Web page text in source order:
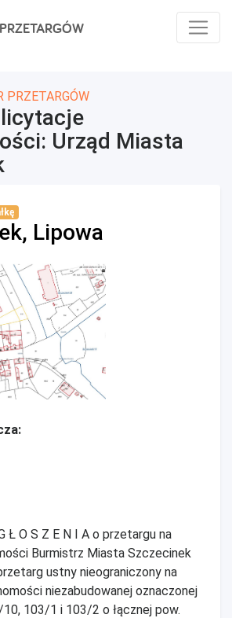
PRZETARGÓW
Urząd Miasta
Lipowa
Ł O S Z E N I A o przetargu na
Burmistrz Miasta Szczecinek
ustny nieograniczony na
niezabudowanej oznaczonej
10, 103/1 i 103/2 o łącznej pow.